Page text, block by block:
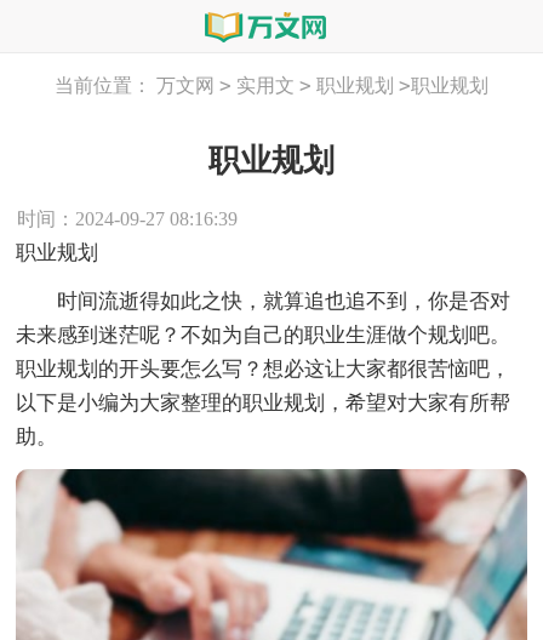
当前位置： 万文网 > 实用文 > 职业规划 >职业规划
职业规划
时间：2024-09-27 08:16:39
职业规划
时间流逝得如此之快，就算追也追不到，你是否对
未来感到迷茫呢？不如为自己的职业生涯做个规划吧。
职业规划的开头要怎么写？想必这让大家都很苦恼吧，
以下是小编为大家整理的职业规划，希望对大家有所帮
助。